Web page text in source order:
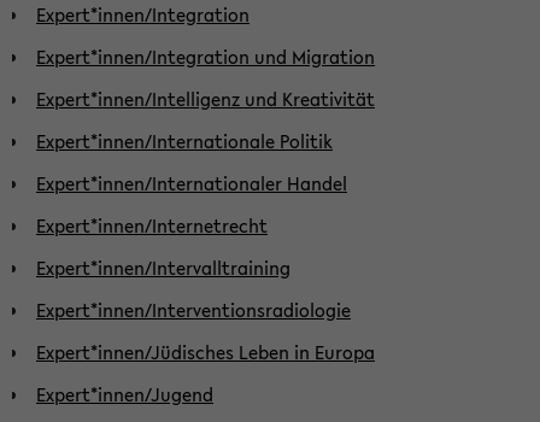
Expert*innen/Integration
Expert*innen/Integration und Migration
Expert*innen/Intelligenz und Kreativität
Expert*innen/Internationale Politik
Expert*innen/Internationaler Handel
Expert*innen/Internetrecht
Expert*innen/Intervalltraining
Expert*innen/Interventionsradiologie
Expert*innen/Jüdisches Leben in Europa
Expert*innen/Jugend